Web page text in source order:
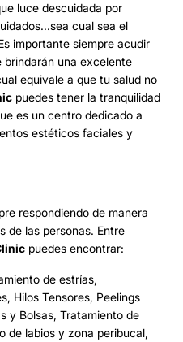
luce descuidada por
cual sea el
importante siempre acudir
brindarán una excelente
equivale a que tu salud no
puedes tener la tranquilidad
es un centro dedicado a
estéticos faciales y
respondiendo de manera
de las personas. Entre
puedes encontrar:
de estrías,
Hilos Tensores, Peelings
y Bolsas, Tratamiento de
de labios y zona peribucal,